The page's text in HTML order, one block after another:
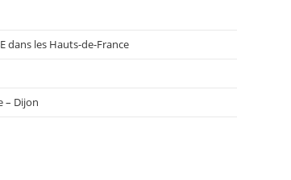
dans les Hauts-de-France
– Dijon